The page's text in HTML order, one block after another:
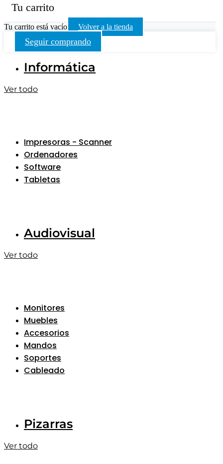
Tu carrito
Tu carrito está vacío Volver a la tienda
Seguir comprando
Informática
Ver todo
Impresoras - Scanner
Ordenadores
Software
Tabletas
Audiovisual
Ver todo
Monitores
Muebles
Accesorios
Mandos
Soportes
Cableado
Pizarras
Ver todo